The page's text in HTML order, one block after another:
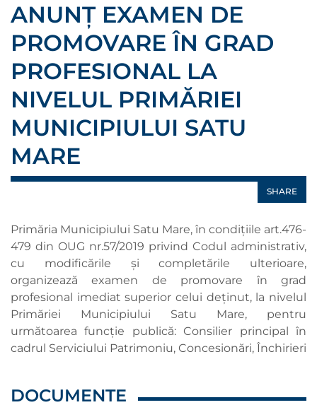
ANUNȚ EXAMEN DE
PROMOVARE ÎN GRAD
PROFESIONAL LA
NIVELUL PRIMĂRIEI
MUNICIPIULUI SATU
MARE
SHARE
Primăria Municipiului Satu Mare, în condițiile art.476-
479 din OUG nr.57/2019 privind Codul administrativ,
cu modificările şi completările ulterioare,
organizează examen de promovare în grad
profesional imediat superior celui deținut, la nivelul
Primăriei Municipiului Satu Mare, pentru
următoarea funcție publică: Consilier principal în
cadrul Serviciului Patrimoniu, Concesionări, Închirieri
DOCUMENTE